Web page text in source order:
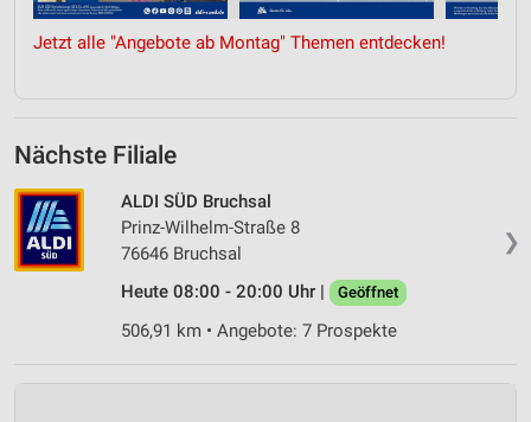
Jetzt alle "Angebote ab Montag" Themen entdecken!
Nächste Filiale
❯
ALDI SÜD Bruchsal
Prinz-Wilhelm-Straße 8
76646 Bruchsal
Heute 08:00 - 20:00 Uhr |
Geöffnet
506,91 km • Angebote: 7 Prospekte